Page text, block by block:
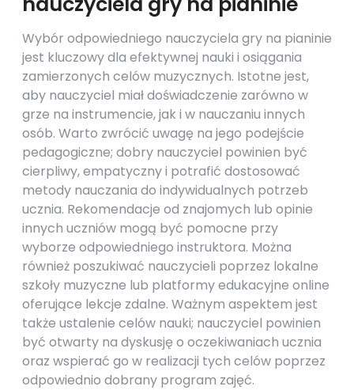
Wybór odpowiedniego nauczyciela gry na pianinie
jest kluczowy dla efektywnej nauki i osiągania
zamierzonych celów muzycznych. Istotne jest,
aby nauczyciel miał doświadczenie zarówno w
grze na instrumencie, jak i w nauczaniu innych
osób. Warto zwrócić uwagę na jego podejście
pedagogiczne; dobry nauczyciel powinien być
cierpliwy, empatyczny i potrafić dostosować
metody nauczania do indywidualnych potrzeb
ucznia. Rekomendacje od znajomych lub opinie
innych uczniów mogą być pomocne przy
wyborze odpowiedniego instruktora. Można
również poszukiwać nauczycieli poprzez lokalne
szkoły muzyczne lub platformy edukacyjne online
oferujące lekcje zdalne. Ważnym aspektem jest
także ustalenie celów nauki; nauczyciel powinien
być otwarty na dyskusję o oczekiwaniach ucznia
oraz wspierać go w realizacji tych celów poprzez
odpowiednio dobrany program zajęć.